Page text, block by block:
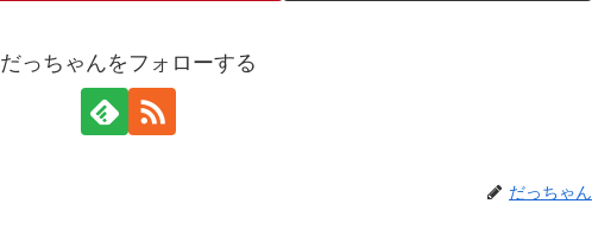
だっちゃんをフォローする
だっちゃん